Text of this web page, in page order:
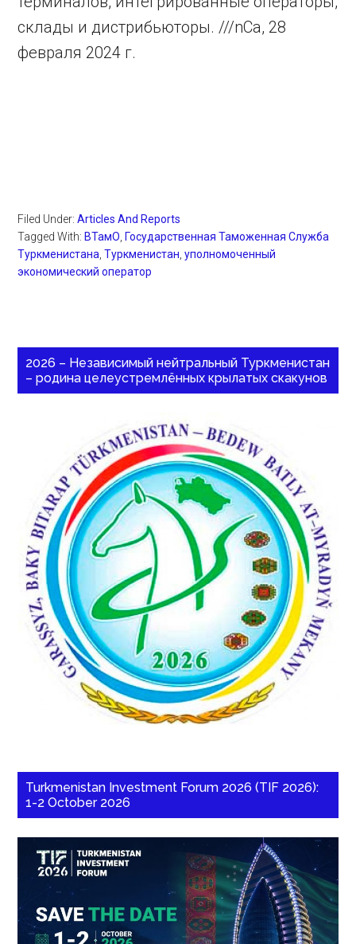
склады и дистрибьюторы. ///nCa, 28
февраля 2024 г.
Filed Under:Articles And Reports
Tagged With: ВТамО Государственная Таможенная Служба
Туркменистана ,Туркменистан ,уполномоченный
экономический оператор
2026 – Независимый нейтральный Туркменистан
– родина целеустремлённых крылатых скакунов
Turkmenistan Investment Forum 2026 (TIF 2026):
1-2 October 2026